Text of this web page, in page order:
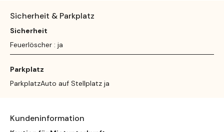
Sicherheit & Parkplatz
Sicherheit
Feuerlöscher : ja
Parkplatz
ParkplatzAuto auf Stellplatz ja
Kundeninformation